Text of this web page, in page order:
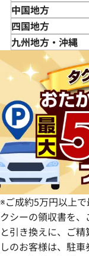
秋田県
山形県
福島県
埼玉県
千葉県
茨城県
栃木県
群馬県
富山県
石川県
山梨県
長野県
岐阜県
静岡県
愛知県
三重県
滋賀県
京都府
兵庫県
奈良県
和歌山県
中国地方
鳥取県
島根県
広島県
山口県
四国地方
徳島県
愛媛県
九州地方・沖縄
佐賀県
長崎県
熊本県
大分県
宮崎県
鹿児島県
※ご成約5万円以上
クシーの領収書を
と引き換えに、ご
しのお客様は、駐